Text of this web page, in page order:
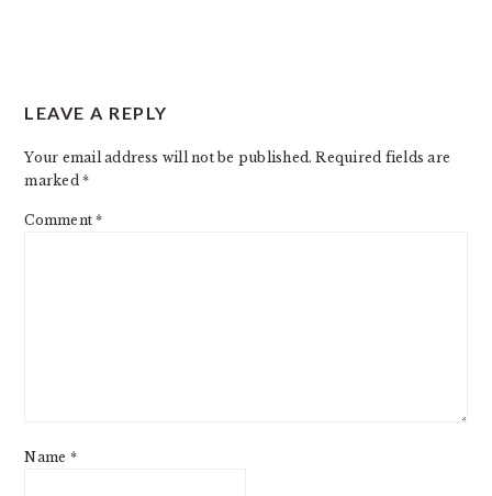
INTERACTIONS
LEAVE A REPLY
Your email address will not be published. Required fields are
marked*
Comment*
Name *